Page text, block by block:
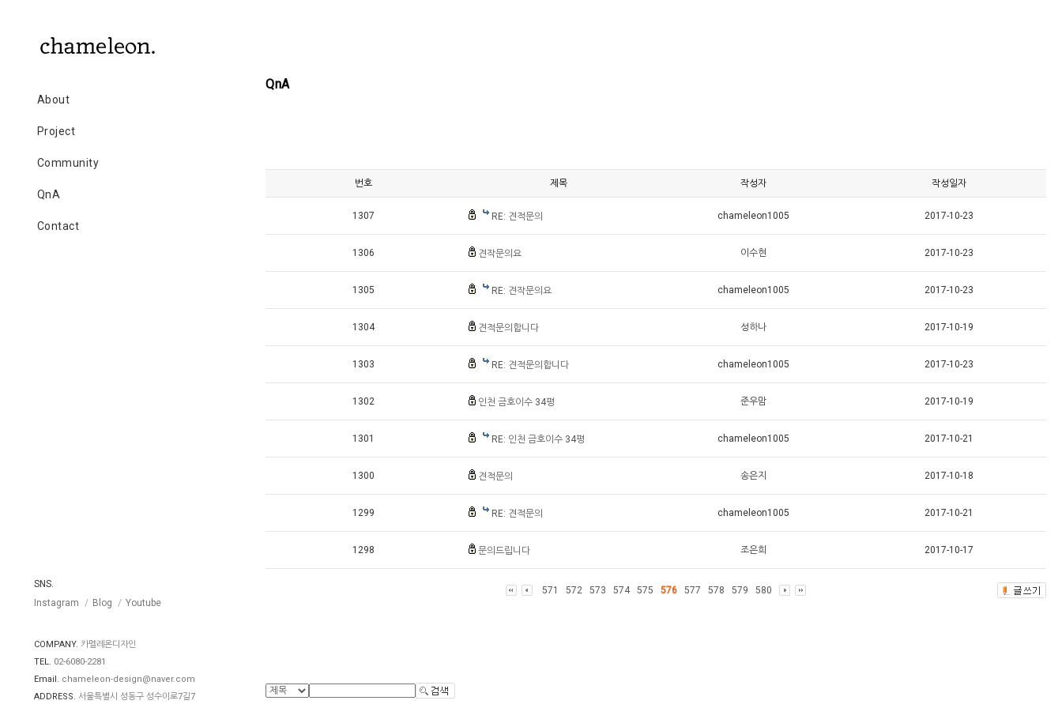
About
Project
Community
QnA
Contact
SNS.
Instagram
Blog Youtube
COMPANY. 카멜레온디자인
TEL.
02-6080-2281
Email.
chameleon-design@naver.com
ADDRESS. 서울특별시 성동구 성수이로7길7
QnA
번호 제목 작성자 작성일자
1307 RE: 견적문의 chameleon1005 2017-10-23
1306 견작문의요 이수현 2017-10-23
1305 RE: 견작문의요 chameleon1005 2017-10-23
1304 견적문의합니다 성하나 2017-10-19
1303 RE: 견적문의합니다 chameleon1005 2017-10-23
1302 인천 금호이수 34평 준우맘 2017-10-19
1301 RE: 인천 금호이수 34평 chameleon1005 2017-10-21
1300 견적문의 송은지 2017-10-18
1299 RE: 견적문의 chameleon1005 2017-10-21
1298 문의드립니다 조은희 2017-10-17
571 572 573 574 575 576 577 578 579 580